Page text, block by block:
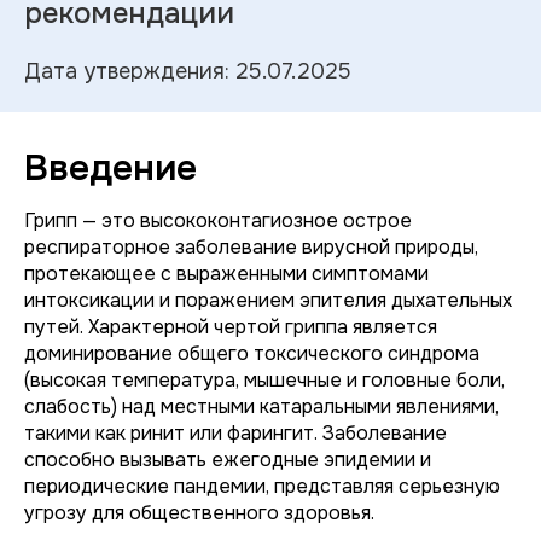
рекомендации
Дата утверждения: 25.07.2025
Введение
Грипп — это высококонтагиозное острое
респираторное заболевание вирусной природы,
протекающее с выраженными симптомами
интоксикации и поражением эпителия дыхательных
путей. Характерной чертой гриппа является
доминирование общего токсического синдрома
(высокая температура, мышечные и головные боли,
слабость) над местными катаральными явлениями,
такими как ринит или фарингит. Заболевание
способно вызывать ежегодные эпидемии и
периодические пандемии, представляя серьезную
угрозу для общественного здоровья.